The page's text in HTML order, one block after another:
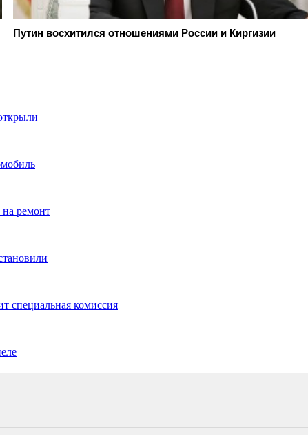
Путин восхитился отношениями России и Киргизии
ремонт
специальная комиссия